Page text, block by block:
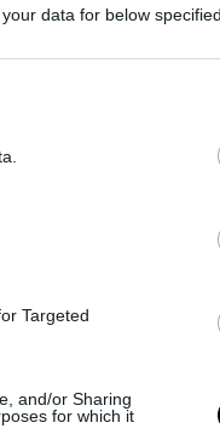
data for below
Targeted
and/or Sharing
for which it
πολιτικό
στην κυβέρνηση
της πρόσφατης
στην
οι σκοτεινές